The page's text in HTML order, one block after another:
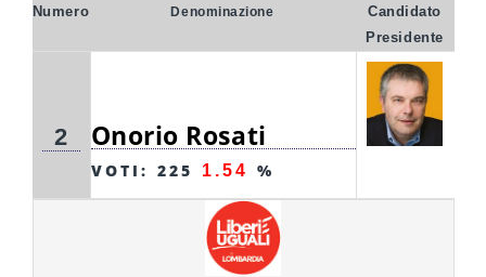
Numero Denominazione
Candidato
Presidente
2 Onorio Rosati
VOTI: 225 1.54 %